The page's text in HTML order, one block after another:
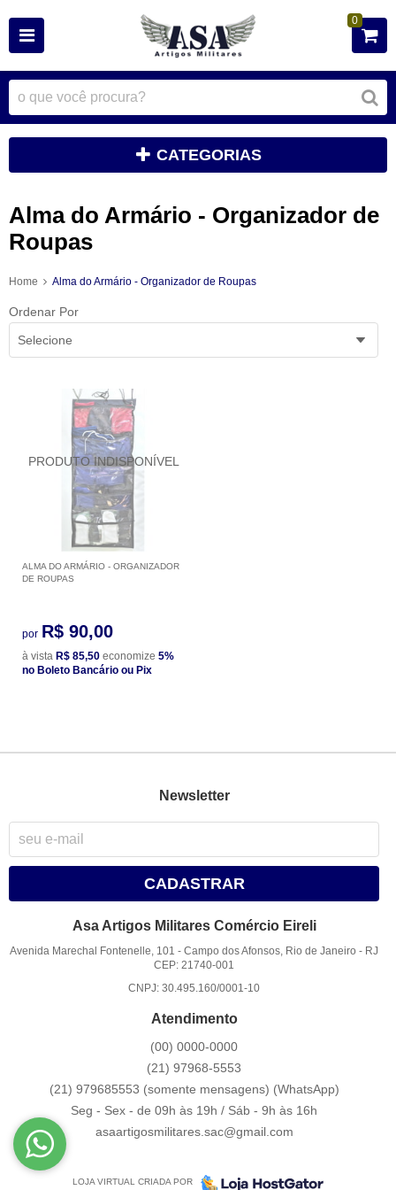
0
CATEGORIAS
Alma do Armário - Organizador de
Roupas
Home Alma do Armário - Organizador de Roupas
Ordenar Por
Selecione
ALMA DO ARMÁRIO - ORGANIZADOR
DE ROUPAS
por R$ 90,00
à vista R$ 85,50 economize 5%
no Boleto Bancário ou Pix
Newsletter
CADASTRAR
Asa Artigos Militares Comércio Eireli
Avenida Marechal Fontenelle, 101 -Campo dos Afonsos, Rio de Janeiro - RJ
CEP: 21740-001
CNPJ: 30.495.160/0001-10
Atendimento
(00) 0000-0000
(21) 97968-5553
(21) 979685553 (somente mensagens) (WhatsApp)
Seg - Sex - de 09h às 19h / Sáb - 9h às 16h
asaartigosmilitares.sac@gmail.com
LOJA VIRTUAL CRIADA POR